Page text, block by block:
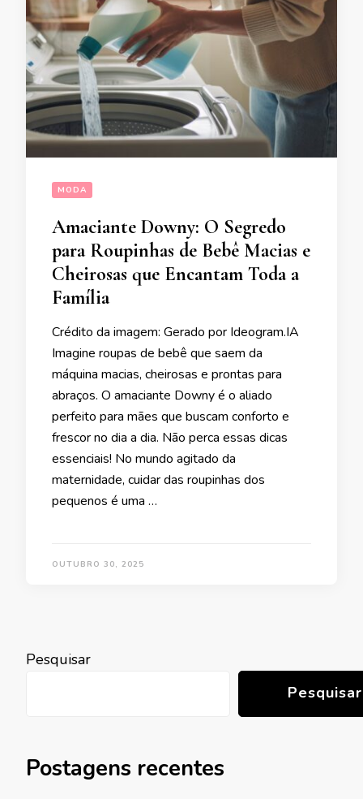
MODA
Amaciante Downy: O Segredo
para Roupinhas de Bebê Macias e
Cheirosas que Encantam Toda a
Família
Crédito da imagem: Gerado por Ideogram.IA
Imagine roupas de bebê que saem da
máquina macias, cheirosas e prontas para
abraços. O amaciante Downy é o aliado
perfeito para mães que buscam conforto e
frescor no dia a dia. Não perca essas dicas
essenciais! No mundo agitado da
maternidade, cuidar das roupinhas dos
pequenos é uma …
OUTUBRO 30, 2025
Pesquisar
Pesquisar
Postagens recentes